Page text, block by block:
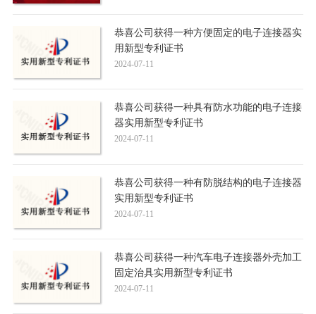
恭喜公司获得一种方便固定的电子连接器实
用新型专利证书
2024-07-11
恭喜公司获得一种具有防水功能的电子连接
器实用新型专利证书
2024-07-11
恭喜公司获得一种有防脱结构的电子连接器
实用新型专利证书
2024-07-11
恭喜公司获得一种汽车电子连接器外壳加工
固定治具实用新型专利证书
2024-07-11